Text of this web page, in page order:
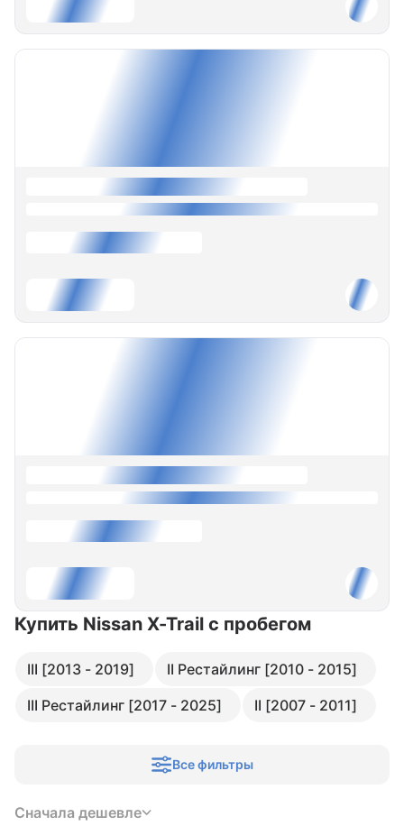
Купить Nissan X-Trail с пробегом
III [2013 - 2019]
II Рестайлинг [2010 - 2015]
III Рестайлинг [2017 - 2025]
II [2007 - 2011]
Все фильтры
Сначала дешевле